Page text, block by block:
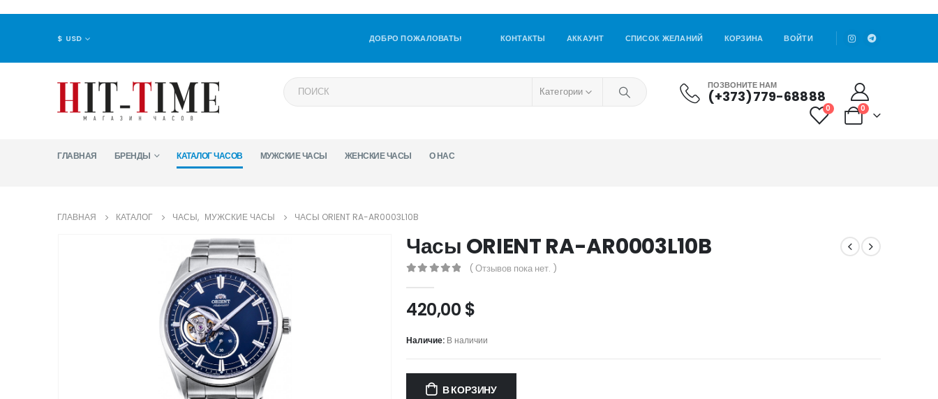
$ USD ДОБРО ПОЖАЛОВАТЬ! КОНТАКТЫ АККАУНТ СПИСОК ЖЕЛАНИЙ КОРЗИНА ВОЙТИ
Категории ПОЗВОНИТЕ НАМ
(+373)779-68888
0 0
ГЛАВНАЯ БРЕНДЫ КАТАЛОГ ЧАСОВ МУЖСКИЕ ЧАСЫ ЖЕНСКИЕ ЧАСЫ О НАС
ГЛАВНАЯ КАТАЛОГ ЧАСЫ, МУЖСКИЕ ЧАСЫ ЧАСЫ ORIENT RA-AR0003L10B
Часы ORIENT RA-AR0003L10B
( Отзывов пока нет. )
420,00 $
Наличие: В наличии
В КОРЗИНУ